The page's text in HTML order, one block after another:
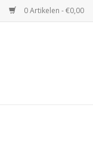
0 Artikelen - €0,00